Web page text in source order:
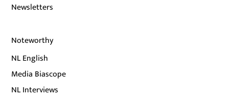
Newsletters
Noteworthy
NL English
Media Biascope
NL Interviews